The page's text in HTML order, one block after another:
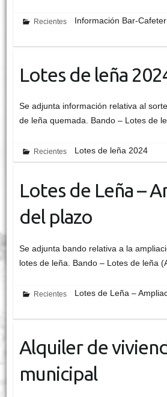
Recientes
Información Bar-
Lotes de leña
Se adjunta información relativa al
de leña quemada. Bando – Lotes de
Recientes Lotes de leña 2024
Lotes de Leña –
del plazo
Se adjunta bando relativa a la
lotes de leña. Bando – Lotes de leña
Recientes
Lotes de Leña –
Alquiler de
municipal